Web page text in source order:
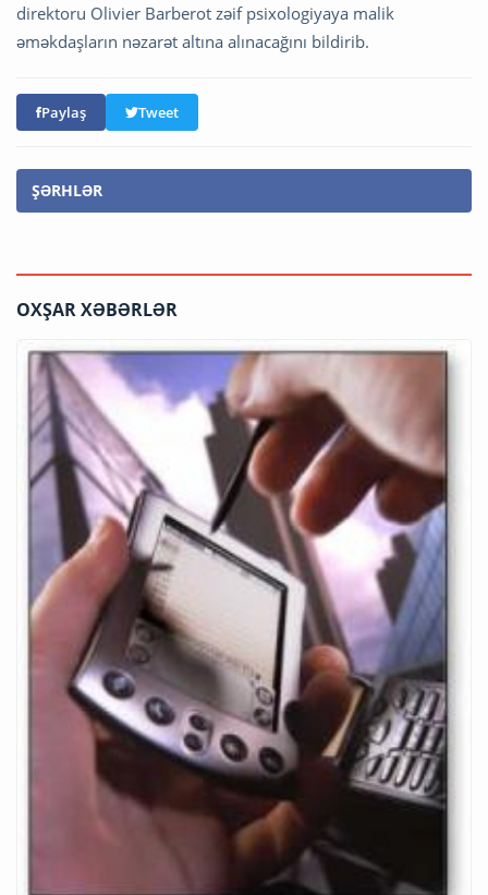
direktoru Olivier Barberot zəif psixologiyaya malik
əməkdaşların nəzarət altına alınacağını bildirib.
Paylaş Tweet
ŞƏRHLƏR
OXŞAR XƏBƏRLƏR